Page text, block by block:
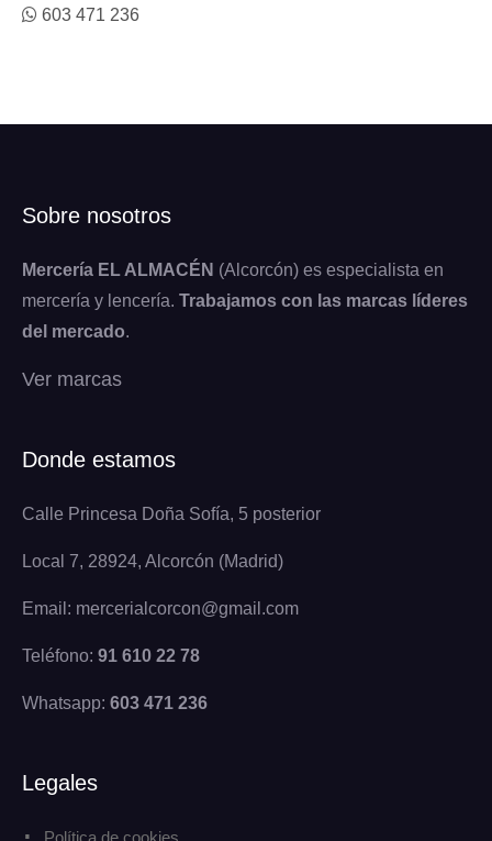
603 471 236
Sobre nosotros
Mercería EL ALMACÉN (Alcorcón) es especialista en
mercería y lencería. Trabajamos con las marcas líderes
del mercado.
Ver marcas
Donde estamos
Calle Princesa Doña Sofía, 5 posterior
Local 7, 28924, Alcorcón (Madrid)
Email: mercerialcorcon@gmail.com
Teléfono: 91 610 22 78
Whatsapp: 603 471 236
Legales